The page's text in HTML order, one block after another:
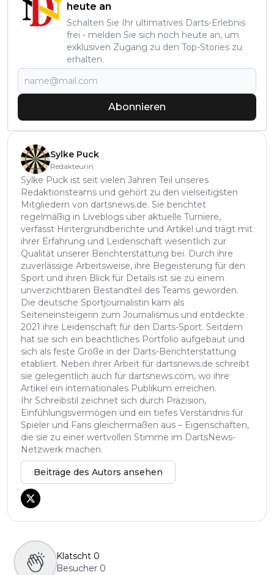
heute an
Schalten Sie Ihr ultimatives Darts-Erlebnis
frei - melden Sie sich noch heute an, um
exklusiven Zugang zu den Top-Stories zu
erhalten.
Abonnieren
Sylke Puck
Redakteurin
Sylke Puck ist seit vielen Jahren Teil unseres
Redaktionsteams und gehört zu den vielseitigsten
Mitgliedern von dartsnews.de. Sie berichtet
regelmäßig in Liveblogs über aktuelle Turniere,
verfasst Hintergrundberichte und Artikel und trägt mit
ihrer Erfahrung und Leidenschaft wesentlich zur
Qualität unserer Berichterstattung bei. Durch ihre
zuverlässige Arbeitsweise, ihre Begeisterung für den
Sport und ihren Blick für Details ist sie zu einem
unverzichtbaren Bestandteil des Teams geworden.
Die deutsche Sportjournalistin kam als
Seiteneinsteigerin zum Journalismus und entdeckte
2021 ihre Leidenschaft für den Darts-Sport. Seitdem
hat sie sich ein beachtliches Portfolio aufgebaut und
sich als feste Größe in der Darts-Berichterstattung
etabliert. Neben ihrer Arbeit für dartsnews.de schreibt
sie gelegentlich auch für dartsnews.com, wo ihre
Artikel ein internationales Publikum erreichen.
Ihr Schreibstil zeichnet sich durch Präzision,
Einfühlungsvermögen und ein tiefes Verständnis für
Spieler und Fans gleichermaßen aus – Eigenschaften,
die sie zu einer wertvollen Stimme im DartsNews-
Netzwerk machen.
Beiträge des Autors ansehen
Klatscht 0
Besucher 0